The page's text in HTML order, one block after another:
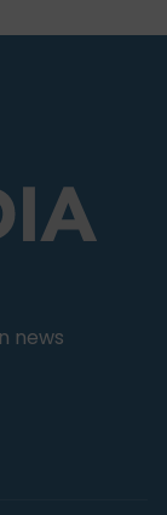
news